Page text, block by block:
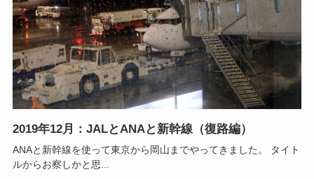
2019年12月：JALとANAと新幹線（復路編）
ANAと新幹線を使って東京から岡山までやってきました。 タイト
ルからお察しかと思...